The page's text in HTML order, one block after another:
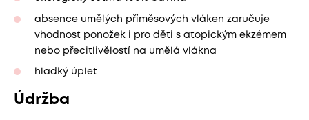
absence umělých příměsových vláken zaručuje
vhodnost ponožek i pro děti s atopickým ekzémem
nebo přecitlivělostí na umělá vlákna
hladký úplet
Údržba